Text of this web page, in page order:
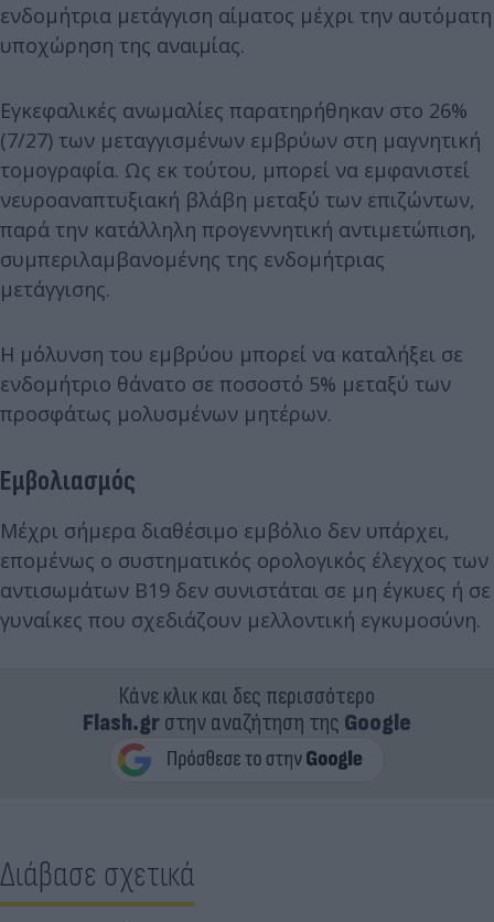
ενδομήτρια μετάγγιση αίματος μέχρι την αυτόματη
υποχώρηση της αναιμίας.
Εγκεφαλικές ανωμαλίες παρατηρήθηκαν στο 26%
(7/27) των μεταγγισμένων εμβρύων στη μαγνητική
τομογραφία. Ως εκ τούτου, μπορεί να εμφανιστεί
νευροαναπτυξιακή βλάβη μεταξύ των επιζώντων,
παρά την κατάλληλη προγεννητική αντιμετώπιση,
συμπεριλαμβανομένης της ενδομήτριας
μετάγγισης.
Η μόλυνση του εμβρύου μπορεί να καταλήξει σε
ενδομήτριο θάνατο σε ποσοστό 5% μεταξύ των
προσφάτως μολυσμένων μητέρων.
Εμβολιασμός
Μέχρι σήμερα διαθέσιμο εμβόλιο δεν υπάρχει,
επομένως ο συστηματικός ορολογικός έλεγχος των
αντισωμάτων B19 δεν συνιστάται σε μη έγκυες ή σε
γυναίκες που σχεδιάζουν μελλοντική εγκυμοσύνη.
Κάνε κλικ και δες περισσότερο
Flash.grστην αναζήτηση της Google
Διάβασε σχετικά